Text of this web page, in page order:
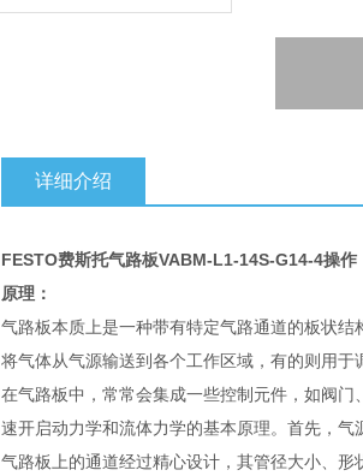
-0.9
详细介绍
FESTO费斯托气路板VABM-L1-14S-G14-4操作
原理：
气路板本质上是一种带有特定气路通道的板状
将气体从气源输送到各个工作区域，有的则用于
在气路板中，常常会集成一些控制元件，如阀
速开启动力学和流体力学的基本原理。首先，气
气路板上的通道经过精心设计，其管径大小、